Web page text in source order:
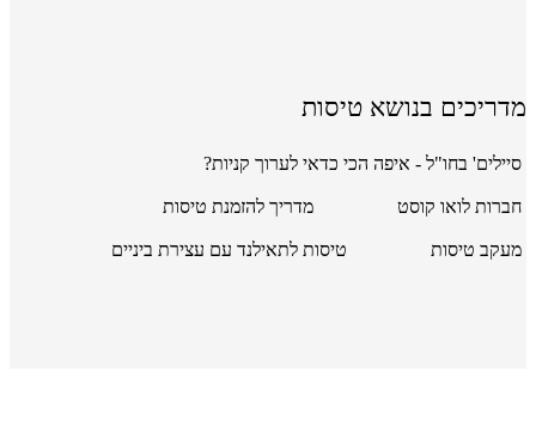
מדריכים בנושא טיסות
סיילים' בחו"ל - איפה הכי כדאי לערוך קניות?
חברות לואו קוסט מדריך להזמנת טיסות
מעקב טיסות טיסות לתאילנד עם עצירת ביניים